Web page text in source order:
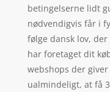
betingelserne lidt
nødvendigvis får i
følge dansk lov,
har foretaget dit
webshops der
ualmindeligt, at få